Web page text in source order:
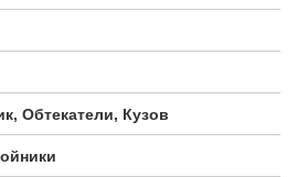
Обтекатели, Кузов